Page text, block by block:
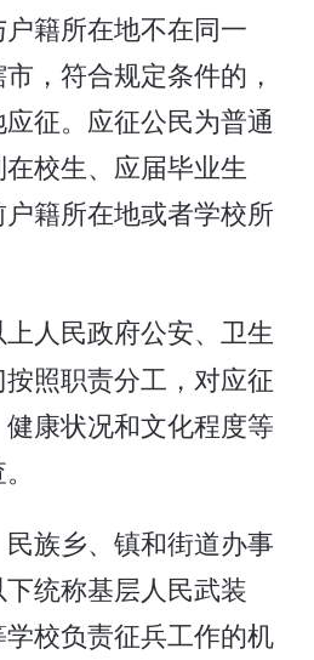
籍所在地不在同一
，符合规定条件的，
征。应征公民为普通
校生、应届毕业生
籍所在地或者学校所
人民政府公安、卫生
照职责分工，对应征
康状况和文化程度等
族乡、镇和街道办事
统称基层人民武装
校负责征兵工作的机